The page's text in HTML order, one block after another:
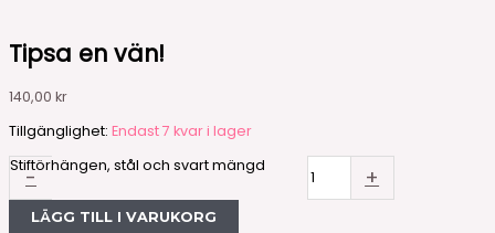
Tipsa en vän!
140,00 kr
Tillgänglighet: Endast 7 kvar i lager
-
Stiftörhängen, stål och svart mängd +
LÄGG TILL I VARUKORG